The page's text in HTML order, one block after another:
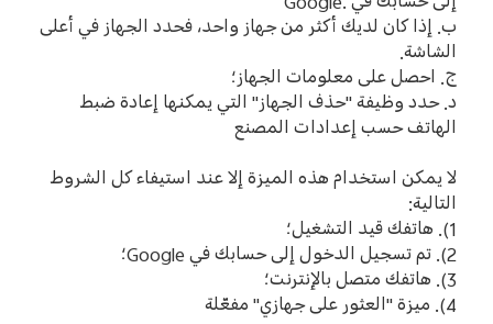
ب.إذا كان لديك أكثر من جهاز واحد، فحدد الجهاز في أعلى
الشاشة.
ج. احصل على معلومات الجهاز؛
د.حدد وظيفة"حذف الجهاز" التي يمكنها إعادة ضبط
الهاتف حسب إعدادات المصنع
لا يمكن استخدام هذه الميزة إلا عند استيفاء كل الشروط
التالية:
1). هاتفك قيد التشغيل؛
2). تم تسجيل الدخول إلى حسابك فيGoogle؛
3). هاتفك متصل بالإنترنت؛
4). ميزة"العثور على جهازي"مفعّلة